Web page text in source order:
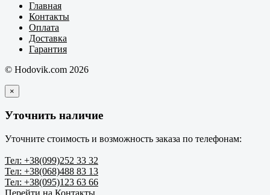
Главная
Контакты
Оплата
Доставка
Гарантия
© Hodovik.com 2026
×
Уточнить наличие
Уточните стоимость и возможность заказа по телефонам:
Тел: +38(099)252 33 32
Тел: +38(068)488 83 13
Тел: +38(095)123 63 66
Перейти на Контакты